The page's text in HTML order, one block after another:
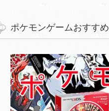
ポケモンゲームおすすめ